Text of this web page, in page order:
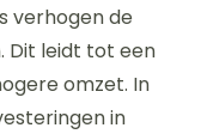
verhogen de
Dit leidt tot een
omzet. In
in